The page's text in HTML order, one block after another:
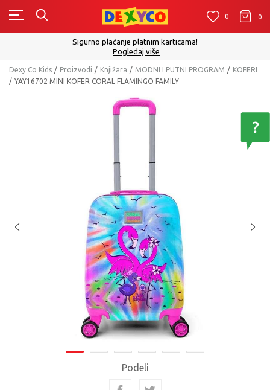
0 0
Sigurno plaćanje platnim karticama!
Pogledaj više
Dexy Co Kids Proizvodi Knjižara MODNI I PUTNI PROGRAM
KOFERI
YAY16702 MINI KOFER CORAL FLAMINGO FAMILY
Podeli